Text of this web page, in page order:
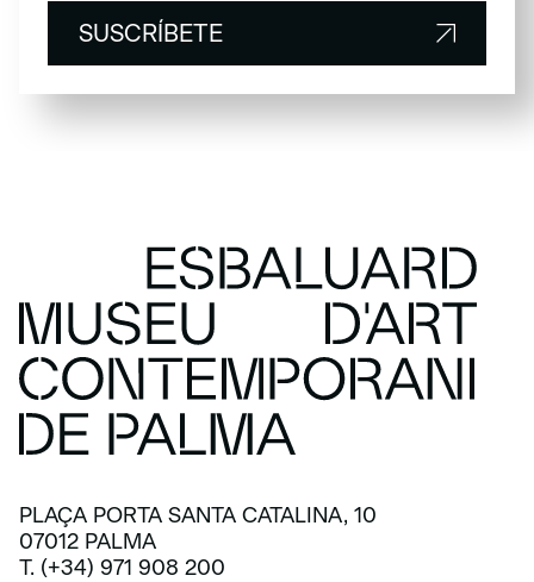
SUSCRÍBETE
SUSCRÍBETE
PLAÇA PORTA SANTA CATALINA, 10
07012 PALMA
T. (+34) 971 908 200